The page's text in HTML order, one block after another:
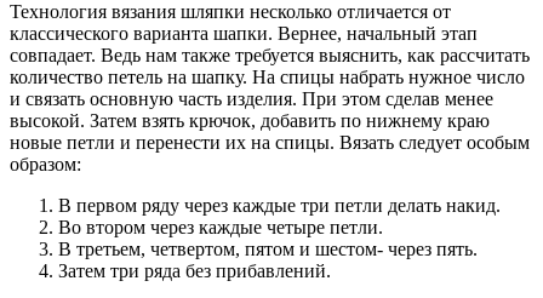
Технология вязания шляпки несколько отличается от
классического варианта шапки. Вернее, начальный этап
совпадает. Ведь нам также требуется выяснить, как рассчитать
количество петель на шапку. На спицы набрать нужное число
и связать основную часть изделия. При этом сделав менее
высокой. Затем взять крючок, добавить по нижнему краю
новые петли и перенести их на спицы. Вязать следует особым
образом:
В первом ряду через каждые три петли делать накид.
Во втором через каждые четыре петли.
В третьем, четвертом, пятом и шестом- через пять.
Затем три ряда без прибавлений.